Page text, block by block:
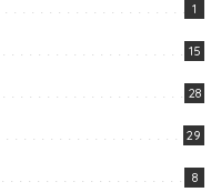
1
15
28
29
8